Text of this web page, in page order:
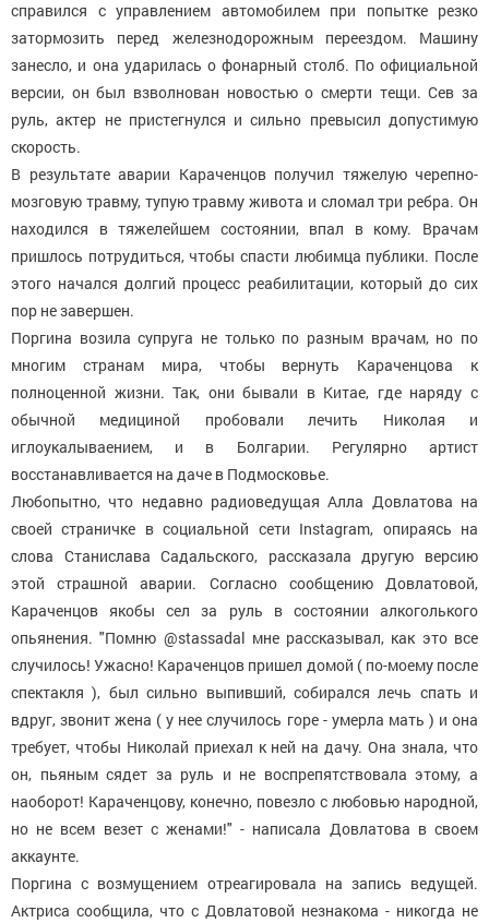
справился с управлением автомобилем при попытке резко
затормозить перед железнодорожным переездом. Машину
занесло, и она ударилась о фонарный столб. По официальной
версии, он был взволнован новостью о смерти тещи. Сев за
руль, актер не пристегнулся и сильно превысил допустимую
скорость.
В результате аварии Караченцов получил тяжелую черепно-
мозговую травму, тупую травму живота и сломал три ребра. Он
находился в тяжелейшем состоянии, впал в кому. Врачам
пришлось потрудиться, чтобы спасти любимца публики. После
этого начался долгий процесс реабилитации, который до сих
пор не завершен.
Поргина возила супруга не только по разным врачам, но по
многим странам мира, чтобы вернуть Караченцова к
полноценной жизни. Так, они бывали в Китае, где наряду с
обычной медициной пробовали лечить Николая и
иглоукалываением, и в Болгарии. Регулярно артист
восстанавливается на даче в Подмосковье.
Любопытно, что недавно радиоведущая Алла Довлатова на
своей страничке в социальной сети Instagram, опираясь на
слова Станислава Садальского, рассказала другую версию
этой страшной аварии. Согласно сообщению Довлатовой,
Караченцов якобы сел за руль в состоянии алкоголького
опьянения. "Помню @stassadal мне рассказывал, как это все
случилось! Ужасно! Караченцов пришел домой ( по-моему после
спектакля ), был сильно выпивший, собирался лечь спать и
вдруг, звонит жена ( у нее случилось горе - умерла мать ) и она
требует, чтобы Николай приехал к ней на дачу. Она знала, что
он, пьяным сядет за руль и не воспрепятствовала этому, а
наоборот! Караченцову, конечно, повезло с любовью народной,
но не всем везет с женами!" - написала Довлатова в своем
аккаунте.
Поргина с возмущением отреагировала на запись ведущей.
Актриса сообщила, что с Довлатовой незнакома - никогда не